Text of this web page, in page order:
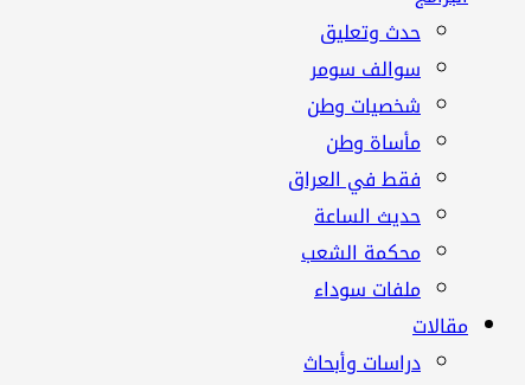
حدث وتعليق
سوالف سومر
شخصيات وطن
مأساة وطن
فقط في العراق
حديث الساعة
محكمة الشعب
ملفات سوداء
مقالات
دراسات وأبحاث